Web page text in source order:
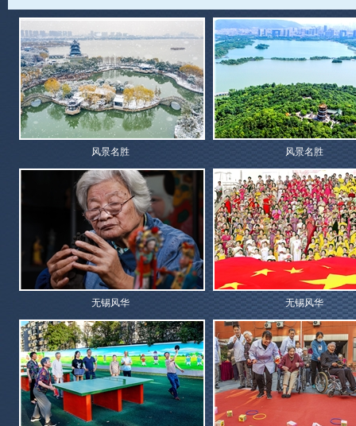
风景名胜 风景名胜
无锡风华 无锡风华